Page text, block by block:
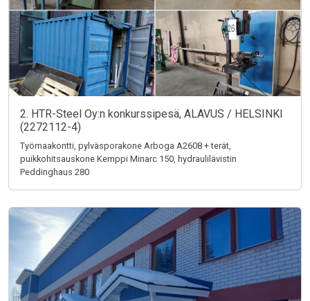
2. HTR-Steel Oy:n konkurssipesä, ALAVUS / HELSINKI
(2272112-4)
Työmaakontti, pylväsporakone Arboga A2608 + terät,
puikkohitsauskone Kemppi Minarc 150, hydraulilävistin
Peddinghaus 280